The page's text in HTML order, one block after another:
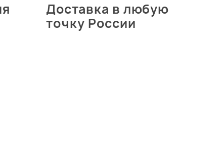
Доставка в любую
точку России